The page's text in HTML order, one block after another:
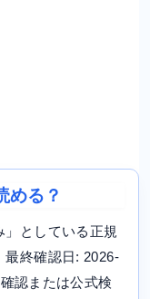
める？
としている正規
最終確認日: 2026-
認または公式検